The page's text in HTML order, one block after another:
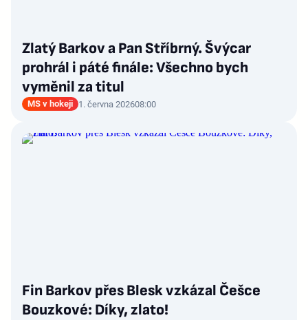
Zlatý Barkov a Pan Stříbrný. Švýcar
prohrál i páté finále: Všechno bych
vyměnil za titul
MS v hokeji 1. června 202608:00
Fin Barkov přes Blesk vzkázal Češce
Bouzkové: Díky, zlato!